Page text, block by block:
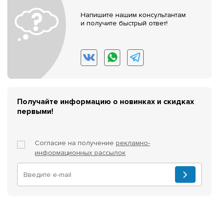
Напишите нашим консультантам
и получите быстрый ответ!
Получайте информацию о новинках и скидках
первыми!
Согласие на получение рекламно-
информационных рассылок